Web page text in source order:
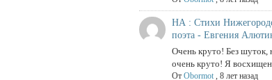
НА : Стихи
поэта - Евгения
Очень круто! Без шуток,
очень круто! Я
ОтObormot ,8 лет назад